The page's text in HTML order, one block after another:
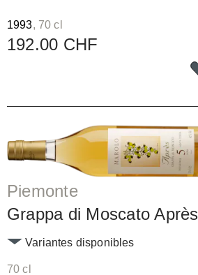
1993, 70 cl
192.00 CHF
Piemonte
Grappa di Moscato Après
70 cl
Variantes disponibles